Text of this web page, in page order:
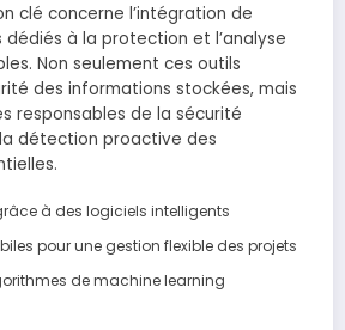
clé concerne l’intégration de
à la protection et l’analyse
Non seulement ces outils
des informations stockées, mais
responsables de la sécurité
détection proactive des
à des logiciels intelligents
pour une gestion flexible des projets
de machine learning